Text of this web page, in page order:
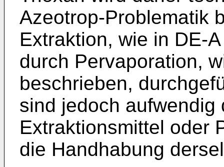
Azeotrop-Problematik
Extraktion, wie in DE-
durch Pervaporation,
beschrieben,
sind jedoch aufwendig
Extraktionsmittel oder
die Handhabung